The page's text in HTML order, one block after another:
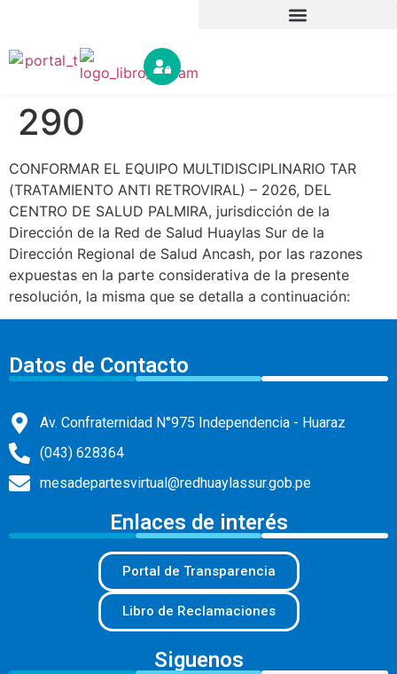
290
CONFORMAR EL EQUIPO MULTIDISCIPLINARIO TAR
(TRATAMIENTO ANTI RETROVIRAL) – 2026, DEL
CENTRO DE SALUD PALMIRA, jurisdicción de la
Dirección de la Red de Salud Huaylas Sur de la
Dirección Regional de Salud Ancash, por las razones
expuestas en la parte considerativa de la presente
resolución, la misma que se detalla a continuación:
Datos de Contacto
Av. Confraternidad N°975 Independencia - Huaraz
(043) 628364
mesadepartesvirtual@redhuaylassur.gob.pe
Enlaces de interés
Portal de Transparencia
Libro de Reclamaciones
Siguenos